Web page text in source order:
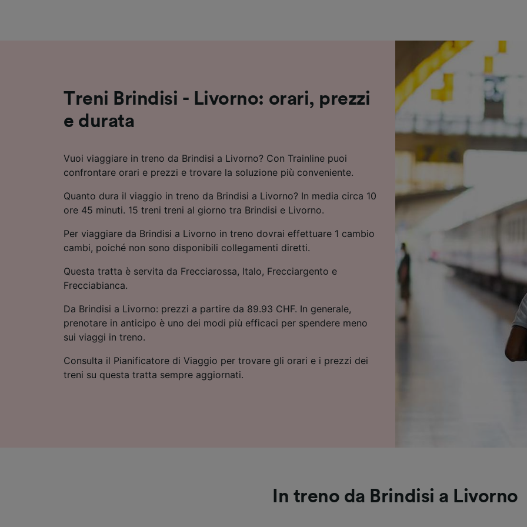
Treni Brindisi - Livorno: orari, prezzi
e durata
Vuoi viaggiare in treno da Brindisi a Livorno? Con Trainline puoi
confrontare orari e prezzi e trovare la soluzione più conveniente.
Quanto dura il viaggio in treno da Brindisi a Livorno? In media circa 10
ore 45 minuti. 15 treni treni al giorno tra Brindisi e Livorno.
Per viaggiare da Brindisi a Livorno in treno dovrai effettuare 1 cambio
cambi, poiché non sono disponibili collegamenti diretti.
Questa tratta è servita da Frecciarossa, Italo, Frecciargento e
Frecciabianca.
Da Brindisi a Livorno: prezzi a partire da 89.93 CHF. In generale,
prenotare in anticipo è uno dei modi più efficaci per spendere meno
sui viaggi in treno.
Consulta il Pianificatore di Viaggio per trovare gli orari e i prezzi dei
treni su questa tratta sempre aggiornati.
In treno da Brindisi a Livorno